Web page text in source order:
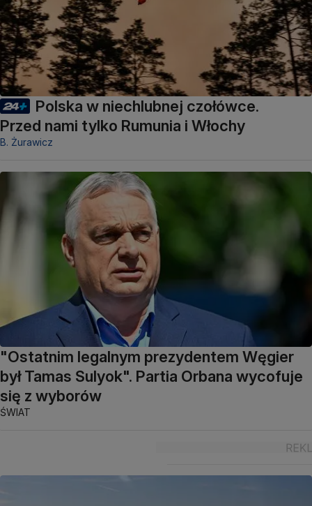
Polska w niechlubnej czołówce.
Przed nami tylko Rumunia i Włochy
B. Żurawicz
"Ostatnim legalnym prezydentem Węgier
był Tamas Sulyok". Partia Orbana wycofuje
się z wyborów
ŚWIAT